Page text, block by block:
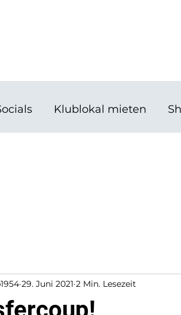
Klublokal mieten
29. Juni 2021 2 Min. Lesezeit